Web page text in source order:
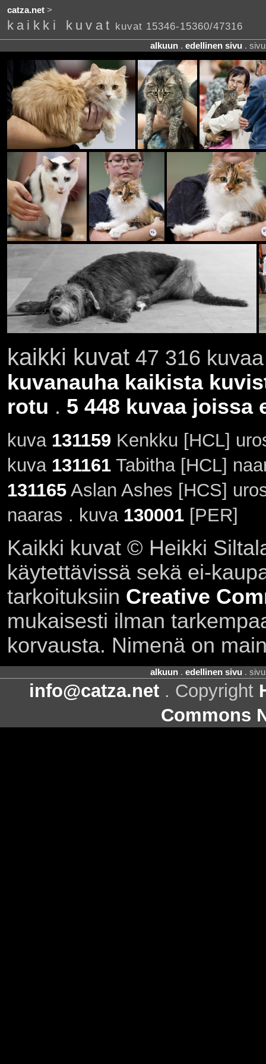
catza.net>
kaikki kuvat kuvat 15346-15360/47316
alkuun . edellinen sivu .
kaikki kuvat47 316
kuvanauha kaikista
rotu . 5 448 kuvaa joissa
kuva 131159 Kenkku [HCL]
kuva 131161Tabitha [HCL]
131165Aslan Ashes [HCS]
naaras . kuva 130001[PER]
Kaikki kuvat © Heikki
käytettävissä sekä ei-
tarkoituksiin Creative
mukaisesti ilman
korvausta. Nimenä on
alkuun . edellinen sivu .
info@catza.net . Copyright
Commons